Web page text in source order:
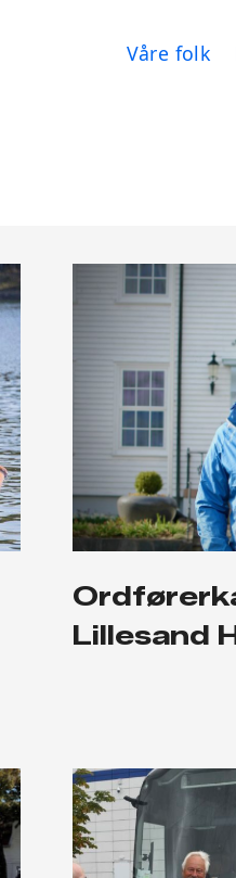
Våre folk
Lillesand